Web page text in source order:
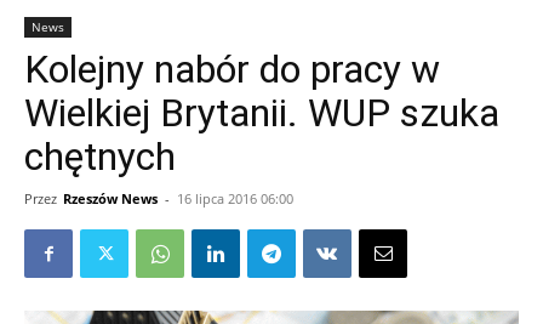
News
Kolejny nabór do pracy w
Wielkiej Brytanii. WUP szuka
chętnych
Przez Rzeszów News - 16 lipca 2016 06:00